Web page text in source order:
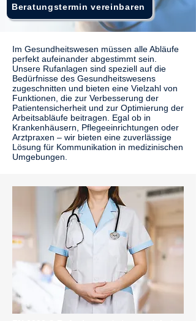
Beratungstermin vereinbaren
Im Gesundheitswesen müssen alle Abläufe
perfekt aufeinander abgestimmt sein.
Unsere Rufanlagen sind speziell auf die
Bedürfnisse des Gesundheitswesens
zugeschnitten und bieten eine Vielzahl von
Funktionen, die zur Verbesserung der
Patientensicherheit und zur Optimierung der
Arbeitsabläufe beitragen. Egal ob in
Krankenhäusern, Pflegeeinrichtungen oder
Arztpraxen – wir bieten eine zuverlässige
Lösung für Kommunikation in medizinischen
Umgebungen.